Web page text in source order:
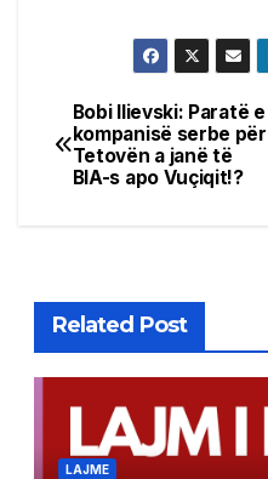
Post
navigation
Bobi Ilievski: Paratë e
kompanisë serbe për
Tetovën a janë të
BIA-s apo Vuçiqit!?
Related Post
LAJME